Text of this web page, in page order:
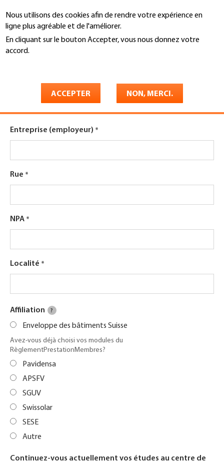
Nous utilisons des cookies afin de rendre votre expérience en
ligne plus agréable et de l'améliorer.
En cliquant sur le bouton Accepter, vous nous donnez votre
accord.
ACCEPTER NON, MERCI.
au
contenu
principal
Recherche
You
2027: Inscription
Entreprise (employeur)
Rue
NPA
Localité
Affiliation ?
Enveloppe des bâtiments Suisse
Avez-vous déjà choisi vos modules du
RèglementPrestationMembres?
Pavidensa
APSFV
SGUV
Swissolar
SESE
Autre
Continuez-vous actuellement vos études au centre de